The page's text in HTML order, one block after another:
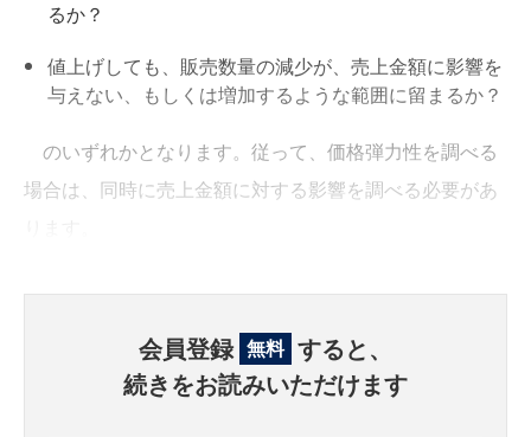
るか？
値上げしても、販売数量の減少が、売上金額に影響を
与えない、もしくは増加するような範囲に留まるか？
のいずれかとなります。従って、価格弾力性を調べる
場合は、同時に売上金額に対する影響を調べる必要があ
会員登録 無料 すると、
続きをお読みいただけます